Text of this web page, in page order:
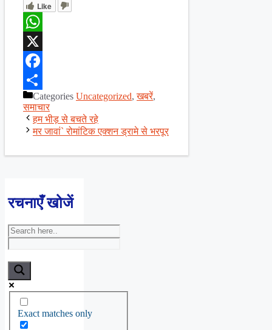
Like
WhatsApp
X
Facebook
ShareCategories Uncategorized,खबरें,
समाचार
हम भीड़ से बचते रहे
मर जावां` रोमांटिक एक्शन ड्रामे से भरपूर
रचनाएँ खोजें
Exact matches only